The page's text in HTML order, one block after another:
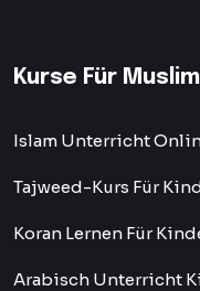
Kurse Für
Islam Unterricht
Tajweed-Kurs Für
Koran Lernen Für
Arabisch Unterricht